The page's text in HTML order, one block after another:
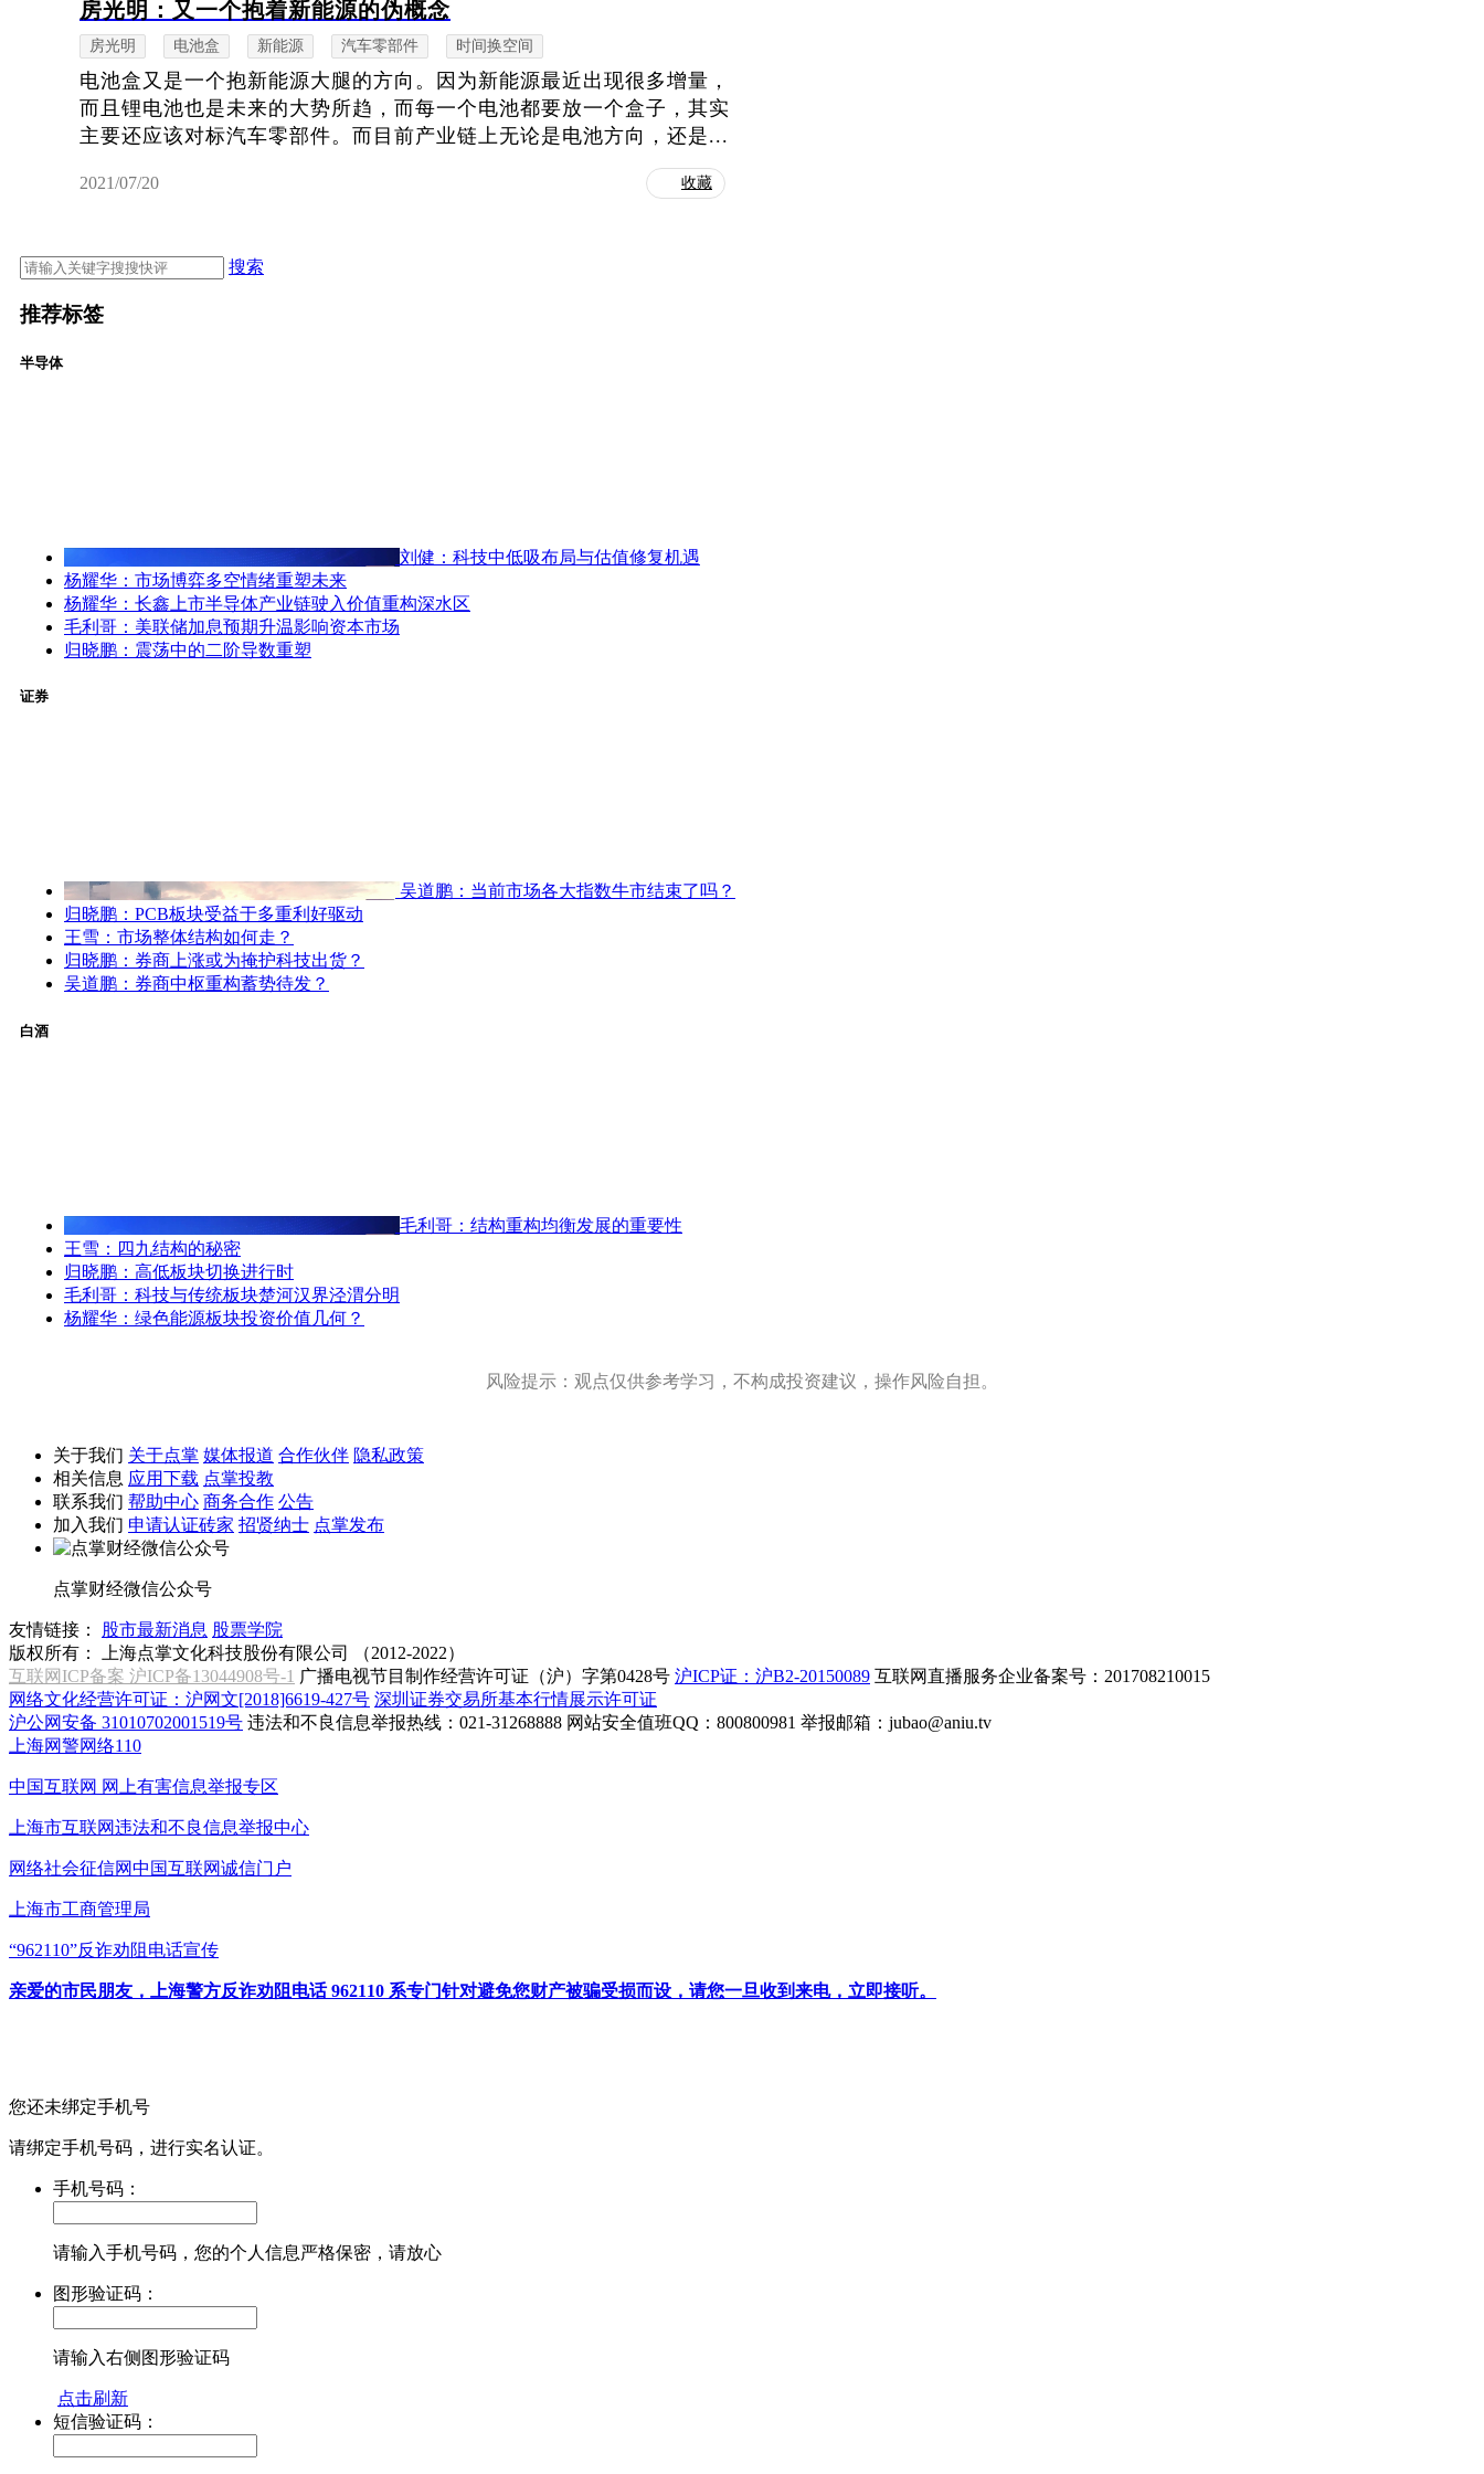
房光明：又一个抱着新能源的伪概念
房光明 电池盒 新能源 汽车零部件 时间换空间
电池盒又是一个抱新能源大腿的方向。因为新能源最近出现很多增量，
而且锂电池也是未来的大势所趋，而每一个电池都要放一个盒子，其实
主要还应该对标汽车零部件。而目前产业链上无论是电池方向，还是...
2021/07/20 收藏
搜索
推荐标签
半导体
刘健：科技中低吸布局与估值修复机遇
杨耀华：市场博弈多空情绪重塑未来
杨耀华：长鑫上市半导体产业链驶入价值重构深水区
毛利哥：美联储加息预期升温影响资本市场
归晓鹏：震荡中的二阶导数重塑
证券
吴道鹏：当前市场各大指数牛市结束了吗？
归晓鹏：PCB板块受益于多重利好驱动
王雪：市场整体结构如何走？
归晓鹏：券商上涨或为掩护科技出货？
吴道鹏：券商中枢重构蓄势待发？
白酒
毛利哥：结构重构均衡发展的重要性
王雪：四九结构的秘密
归晓鹏：高低板块切换进行时
毛利哥：科技与传统板块楚河汉界泾渭分明
杨耀华：绿色能源板块投资价值几何？
风险提示：观点仅供参考学习，不构成投资建议，操作风险自担。
关于我们 关于点掌 媒体报道 合作伙伴 隐私政策
相关信息 应用下载 点掌投教
联系我们 帮助中心 商务合作 公告
加入我们 申请认证砖家 招贤纳士 点掌发布
点掌财经微信公众号
友情链接： 股市最新消息 股票学院
版权所有：
上海点掌文化科技股份有限公司 （2012-2022）
互联网ICP备案 沪ICP备13044908号-1 广播电视节目制作经营许可证（沪）字第0428号 沪ICP证：沪B2-20150089 互联网直播服务企业备案号：201708210015
网络文化经营许可证：沪网文[2018]6619-427号 深圳证券交易所基本行情展示许可证
沪公网安备 31010702001519号 违法和不良信息举报热线：021-31268888 网站安全值班QQ：800800981 举报邮箱： jubao@aniu.tv
上海网警网络110
中国互联网 网上有害信息举报专区
上海市互联网违法和不良信息举报中心
网络社会征信网中国互联网诚信门户
上海市工商管理局
“962110”反诈劝阻电话宣传
亲爱的市民朋友，上海警方反诈劝阻电话 962110 系专门针对避免您财产被骗受损而设，请您一旦收到来电，立即接听。
您还未绑定手机号
请绑定手机号码，进行实名认证。
手机号码：
请输入手机号码，您的个人信息严格保密，请放心
图形验证码：
请输入右侧图形验证码
点击刷新
短信验证码：